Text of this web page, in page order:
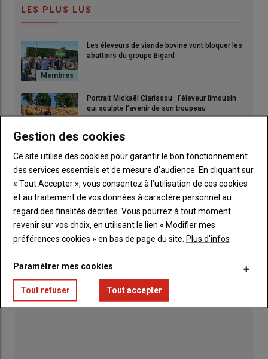
LES PLUS LUS
Les éleveurs de viande bovine vont bloquer les
abattoirs du groupe Bigard
Portrait Mickaël Clarissou : l’éleveur limousin
qui sculpte l’avenir de son troupeau
La FDSEA et les JA ont convaincu le préfet de
l’intérêt des réserves d’eau collinaires
Installation : Théo Mialon, l'élevage charolais en
héritage
Gestion des cookies
Ce site utilise des cookies pour garantir le bon fonctionnement
des services essentiels et de mesure d’audience. En cliquant sur
« Tout Accepter », vous consentez à l’utilisation de ces cookies
et au traitement de vos données à caractère personnel au
regard des finalités décrites. Vous pourrez à tout moment
revenir sur vos choix, en utilisant le lien « Modifier mes
préférences cookies » en bas de page du site. Plus d'infos
Paramétrer mes cookies
Tout refuser Tout accepter